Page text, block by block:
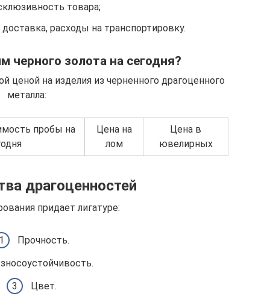
товара;
расходы на транспортировку.
черного золота на сегодня?
ценой на изделия из черненного драгоценного
металла:
пробы на
Цена на
лом
Цена в
ювелирных
драгоценностей
придает лигатуре:
Прочность.
Цвет.